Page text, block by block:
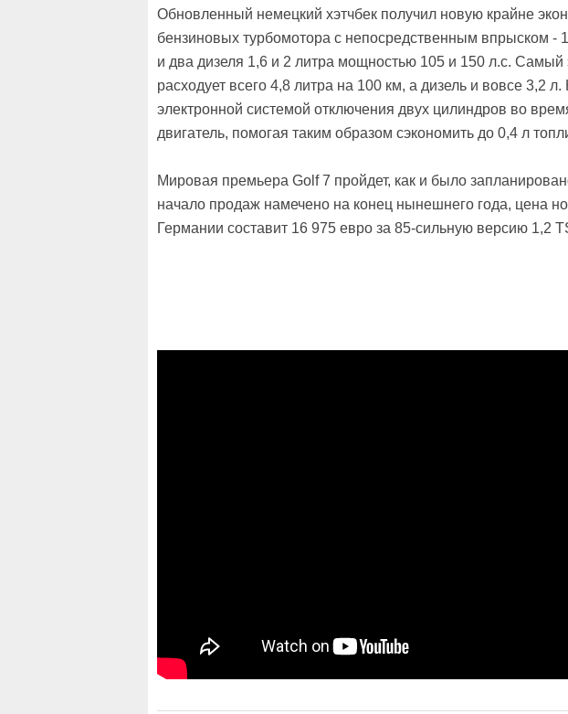
Обновленный немецкий хэтчбек получил новую крайне
бензиновых турбомотора с непосредственным впрыском -
и два дизеля 1,6 и 2 литра мощностью 105 и 150 л.с.
расходует всего 4,8 литра на 100 км, а дизель и вовсе 3,2
электронной системой отключения двух цилиндров во
двигатель, помогая таким образом сэкономить до 0,4 л
Мировая премьера Golf 7 пройдет, как и было
начало продаж намечено на конец нынешнего года, цена
Германии составит 16 975 евро за 85-сильную версию 1,2